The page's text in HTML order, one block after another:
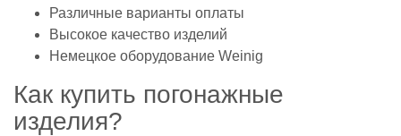
Различные варианты оплаты
Высокое качество изделий
Немецкое оборудование Weinig
Как купить погонажные
изделия?